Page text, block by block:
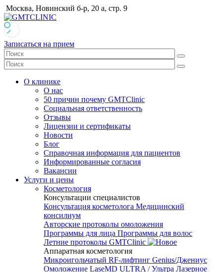
Москва, Новинский б-р, 20 а, стр. 9
Записаться на прием
О клинике
О нас
50 причин почему GMTClinic
Социальная ответственность
Отзывы
Лицензии и сертификаты
Новости
Блог
Справочная информация для пациентов
Информированные согласия
Вакансии
Услуги и цены
Косметология
Консультации специалистов
Консультация косметолога Медицинский
консилиум
Авторские протоколы омоложения
Программы для лица Программы для волос
Летние протоколы GMTClinic
Аппаратная косметология
Микроигольчатый RF-лифтинг Genius/Джениус
Омоложение LaseMD ULTRA / Ультра Лазерное